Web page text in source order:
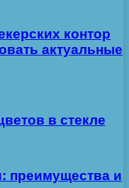
контор
актуальные
в стекле
преимущества и